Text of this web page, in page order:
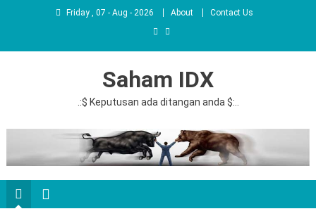
Friday , 07 - Aug - 2026 About Contact Us
Saham IDX
.:$ Keputusan ada ditangan anda $:..